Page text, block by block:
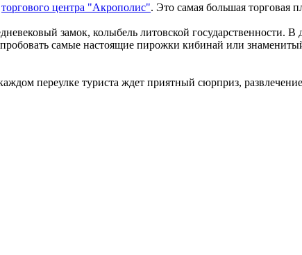
торгового центра "Акрополис". Это самая большая торговая
замок, колыбель литовской государственности. В
самые настоящие пирожки кибинай или
переулке туриста ждет приятный сюрприз,